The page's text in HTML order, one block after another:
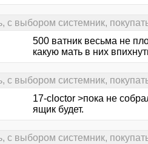
выбором системник,
500 ватник весьма не
какую мать в них
выбором системник,
17-cloctor >пока не
ящик будет.
выбором системник,